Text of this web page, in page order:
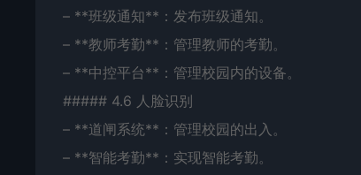
– **班级通知**：发布班级通知。
– **教师考勤**：管理教师的考勤。
– **中控平台**：管理校园内的设备。
##### 4.6 人脸识别
– **道闸系统**：管理校园的出入。
– **智能考勤**：实现智能考勤。